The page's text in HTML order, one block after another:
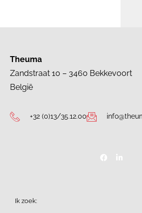
Theuma
Zandstraat 10 – 3460 Bekkevoort
België
+32 (0)13/35.12.00
Ik zoek: